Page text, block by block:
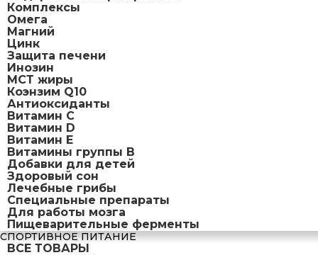
Комплексы
Омега
Магний
Цинк
Защита печени
Инозин
МСТ жиры
Коэнзим Q10
Антиоксиданты
Витамин С
Витамин D
Витамин Е
Витамины группы B
Добавки для детей
Здоровый сон
Лечебные грибы
Специальные препараты
Для работы мозга
Пищеварительные ферменты
СПОРТИВНОЕ ПИТАНИЕ
ВСЕ ТОВАРЫ